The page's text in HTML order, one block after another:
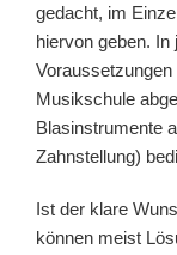
gedacht, im
hiervon geben.
Musikschule
Blasinstrumente
Zahnstellung)
Ist der klare
können meist